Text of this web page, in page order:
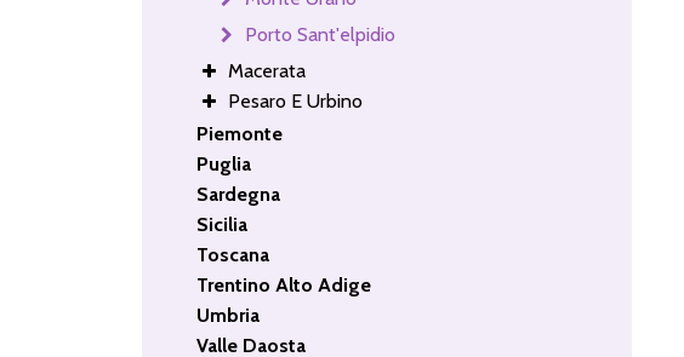
Porto Sant'elpidio
Macerata
Pesaro E Urbino
Piemonte
Puglia
Sardegna
Sicilia
Toscana
Trentino Alto Adige
Umbria
Valle Daosta